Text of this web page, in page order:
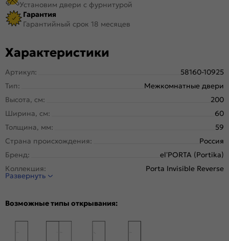
Установим двери с фурнитурой
Гарантия
Гарантийный срок 18 месяцев
Характеристики
Артикул:
58160-10925
Тип:
Межкомнатные двери
Высота, см:
200
Ширина, см:
60
Толщина, мм:
59
Страна происхождения:
Россия
Бренд:
el’PORTA (Portika)
Коллекция:
Porta Invisible Reverse
Стиль:
Конструкция двери:
Развернуть
Возможные типы открывания: